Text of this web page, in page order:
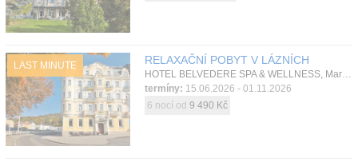
LAST MINUTE RELAXAČNÍ POBYT V LÁZNÍCH
HOTEL BELVEDERE SPA & WELLNESS, Mariánské Lázně, Západní Čechy, Česká republika
termíny: 15.06.2026 - 01.11.2026
6 nocí od 9 490 Kč